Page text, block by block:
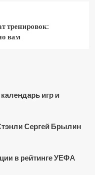
тренировок:
вам
игр и
Сергей Брылин
в рейтинге УЕФА